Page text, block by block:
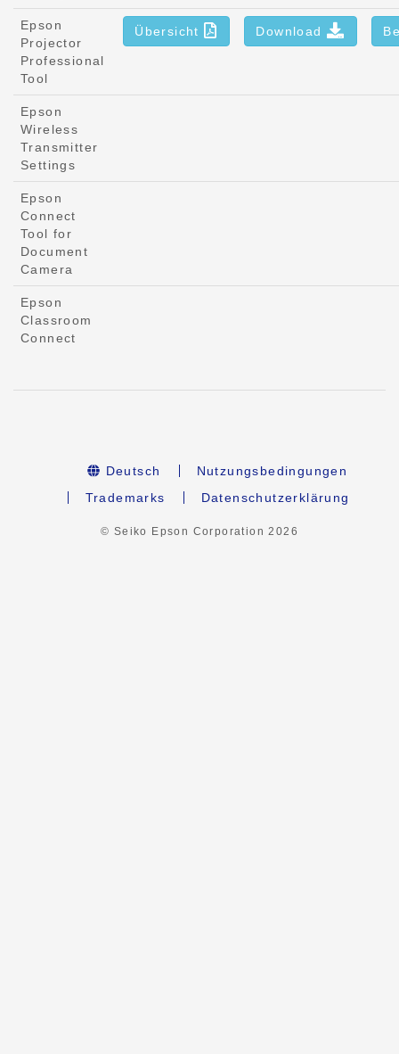
Epson
Projector
Professional
Tool
Übersicht Download
Epson
Wireless
Transmitter
Settings
Epson
Connect
Tool for
Document
Camera
Epson
Classroom
Connect
Deutsch
Nutzungsbedingungen
Trademarks
Datenschutzerklärung
© Seiko Epson Corporation2026